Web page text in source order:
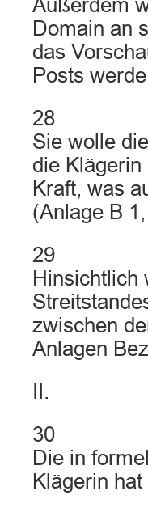
Außerdem
Domain an
das
Posts
28
Sie wolle
die
Kraft, was
(Anlage B
29
Hinsichtlich
zwischen
Anlagen
II.
30
Die in
Klägerin